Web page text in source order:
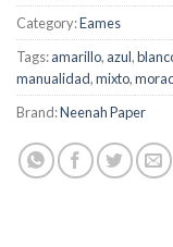
Category:Eames
Tags:amarillo, azul,
manualidad,mixto,
Brand:Neenah Paper